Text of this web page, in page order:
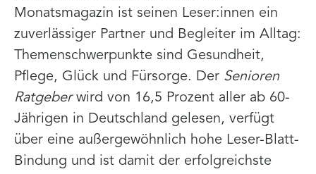
Monatsmagazin ist seinen Leser:innen ein
zuverlässiger Partner und Begleiter im Alltag:
Themenschwerpunkte sind Gesundheit,
Pflege, Glück und Fürsorge. Der Senioren
Ratgeberwird von 16,5 Prozent aller ab 60-
Jährigen in Deutschland gelesen, verfügt
über eine außergewöhnlich hohe Leser-Blatt-
Bindung und ist damit der erfolgreichste